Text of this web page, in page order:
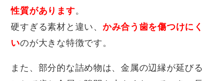
性質があります。
硬すぎる素材と違い、 かみ合う歯を傷つけにく
いのが大きな特徴です。
また、部分的な詰め物は、金属の辺縁が延びる